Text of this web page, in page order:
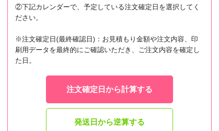
②下記カレンダーで、予定している注文確定日を選択してく
ださい。
※注文確定日(最終確認日)：お見積もり金額や注文内容、印
刷用データを最終的にご確認いただき、ご注文内容を確定し
た日。
注文確定日から計算する
発送日から逆算する